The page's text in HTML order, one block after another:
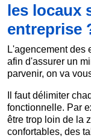
les locaux
entreprise
L'agencement des
afin d'assurer un
parvenir, on va
Il faut délimiter
fonctionnelle. Par
être trop loin de la
confortables, des